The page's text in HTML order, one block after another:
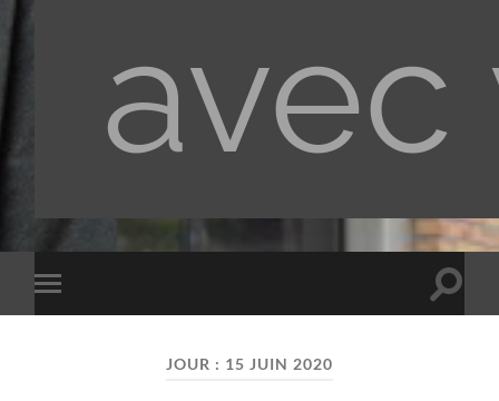
avec
Toggle
mobile
Toggle
JOUR : 15 JUIN 2020